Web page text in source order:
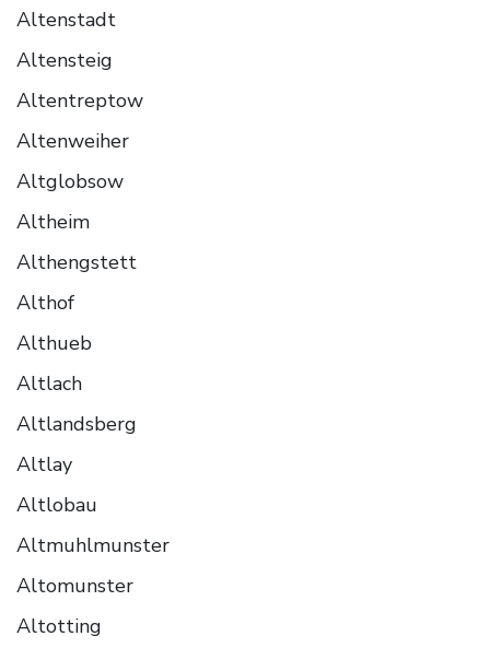
Altenstadt
Altensteig
Altentreptow
Altenweiher
Altglobsow
Altheim
Althengstett
Althof
Althueb
Altlach
Altlandsberg
Altlay
Altlobau
Altmuhlmunster
Altomunster
Altotting